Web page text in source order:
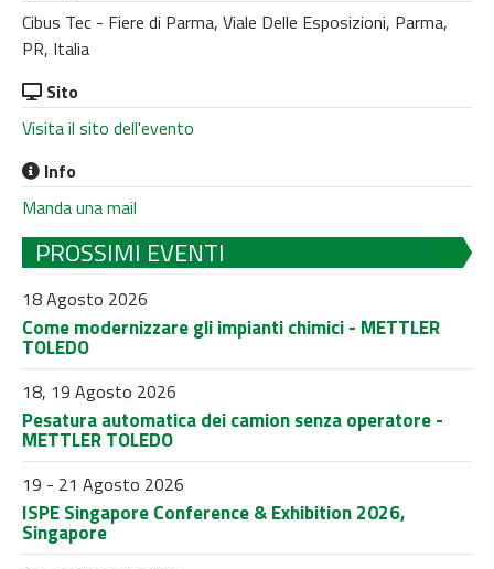
Cibus Tec - Fiere di Parma, Viale Delle Esposizioni, Parma,
PR, Italia
Sito
Visita il sito dell'evento
Info
Manda una mail
PROSSIMI EVENTI
18 Agosto 2026
Come modernizzare gli impianti chimici - METTLER
TOLEDO
18, 19 Agosto 2026
Pesatura automatica dei camion senza operatore -
METTLER TOLEDO
19 - 21 Agosto 2026
ISPE Singapore Conference & Exhibition 2026,
Singapore